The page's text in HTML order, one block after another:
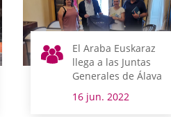
El Araba Euskaraz
llega a las Juntas
Generales de Álava
16 jun. 2022